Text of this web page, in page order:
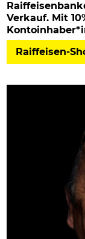
Verkauf. Mit
Raiffeisen-